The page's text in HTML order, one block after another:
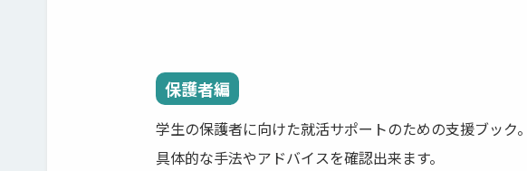
保護者編
学生の保護者に向けた就活サポートのための支援ブッ
具体的な手法やアドバイスを確認出来ます。